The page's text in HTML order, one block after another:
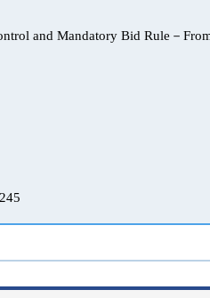
and Mandatory Bid Rule－
245